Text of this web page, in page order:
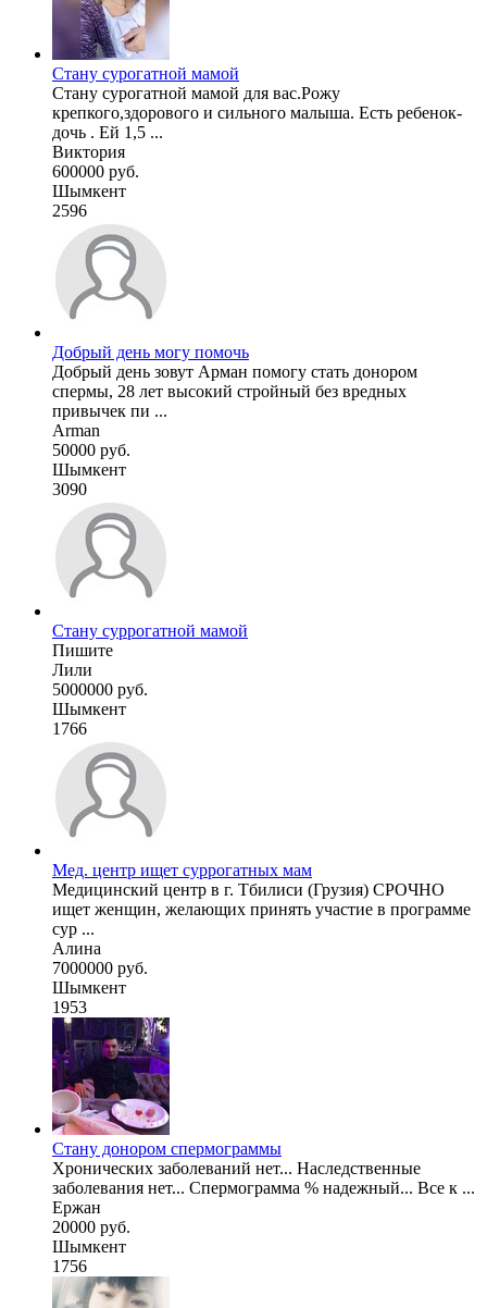
Стану сурогатной мамой
Стану сурогатной мамой для вас.Рожу
крепкого,здорового и сильного малыша. Есть ребенок-
дочь . Ей 1,5 ...
Виктория
600000 руб.
Шымкент
2596
Добрый день могу помочь
Добрый день зовут Арман помогу стать донором
спермы, 28 лет высокий стройный без вредных
привычек пи ...
Arman
50000 руб.
Шымкент
3090
Стану суррогатной мамой
Пишите
Лили
5000000 руб.
Шымкент
1766
Мед. центр ищет суррогатных мам
Медицинский центр в г. Тбилиси (Грузия) СРОЧНО
ищет женщин, желающих принять участие в программе
сур ...
Алина
7000000 руб.
Шымкент
1953
Стану донором спермограммы
Хронических заболеваний нет... Наследственные
заболевания нет... Спермограмма % надежный... Все к ...
Ержан
20000 руб.
Шымкент
1756